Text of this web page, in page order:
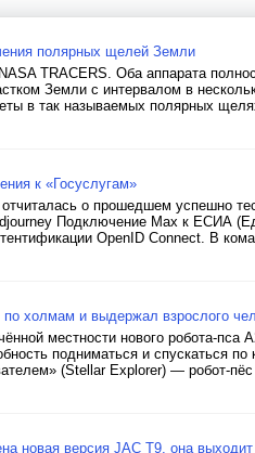
полярных щелей Земли
TRACERS. Оба аппарата
Земли с интервалом в
в так называемых полярных
к «Госуслугам»
о прошедшем успешно
Подключение Max к ЕСИА
OpenID Connect. В
по холмам и выдержал взрослого
местности нового робота-пса
подниматься и спускаться по
(Stellar Explorer) — робот-пёс
новая версия JAC T9, она